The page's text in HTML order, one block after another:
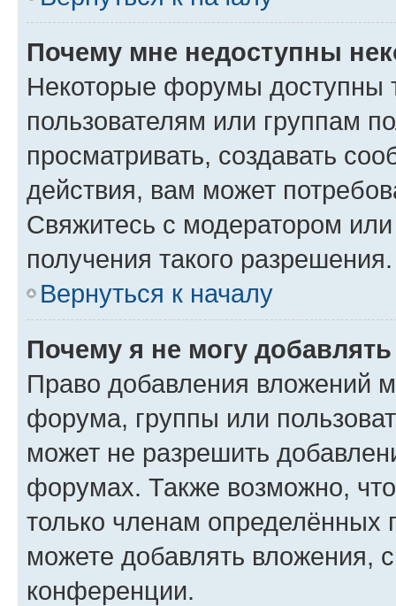
Почему мне недоступны
Некоторые форумы доступны
пользователям или группам
просматривать, создавать
действия, вам может
Свяжитесь с модератором
получения такого разрешения.
Вернуться к началу
Почему я не могу
Право добавления вложений
форума, группы или
может не разрешить
форумах. Также возможно,
только членам определённых
можете добавлять вложения,
конференции.